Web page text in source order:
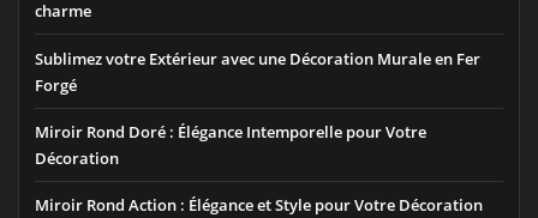
charme
Sublimez votre Extérieur avec une Décoration Murale en Fer
Forgé
Miroir Rond Doré : Élégance Intemporelle pour Votre
Décoration
Miroir Rond Action : Élégance et Style pour Votre Décoration